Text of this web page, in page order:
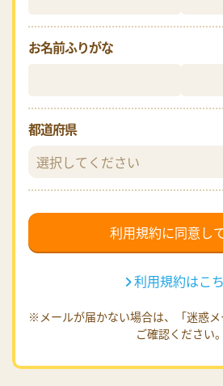
お名前ふりがな
都道府県
利用規約はこ
※メールが届かない場合は、「迷惑
ご確認ください。